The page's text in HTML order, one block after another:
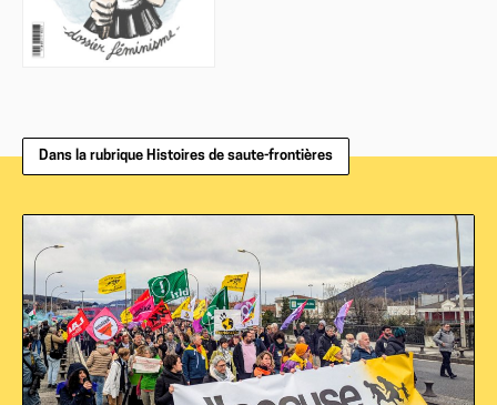
Dans la rubrique Histoires de saute-frontières